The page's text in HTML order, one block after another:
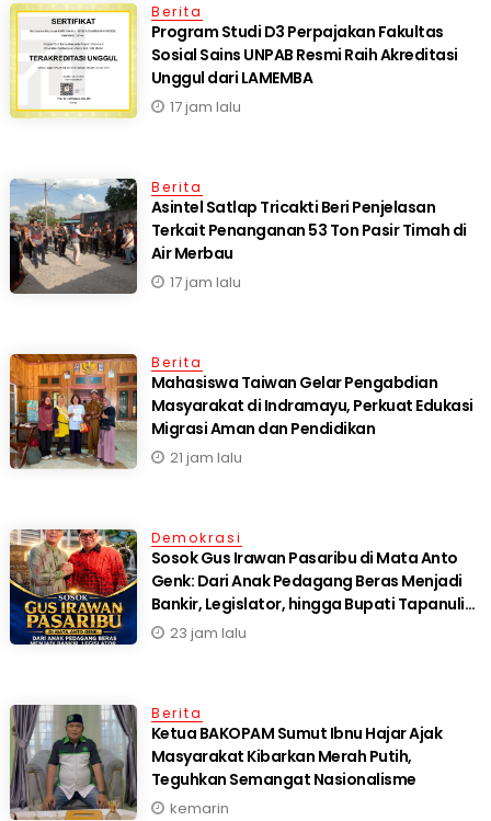
Berita
Program Studi D3 Perpajakan Fakultas
Sosial Sains UNPAB Resmi Raih Akreditasi
Unggul dari LAMEMBA
17 jam lalu
Berita
Asintel Satlap Tricakti Beri Penjelasan
Terkait Penanganan 53 Ton Pasir Timah di
Air Merbau
17 jam lalu
Berita
Mahasiswa Taiwan Gelar Pengabdian
Masyarakat di Indramayu, Perkuat Edukasi
Migrasi Aman dan Pendidikan
21 jam lalu
Demokrasi
Sosok Gus Irawan Pasaribu di Mata Anto
Genk: Dari Anak Pedagang Beras Menjadi
Bankir, Legislator, hingga Bupati Tapanuli
Selatan
23 jam lalu
Berita
Ketua BAKOPAM Sumut Ibnu Hajar Ajak
Masyarakat Kibarkan Merah Putih,
Teguhkan Semangat Nasionalisme
kemarin